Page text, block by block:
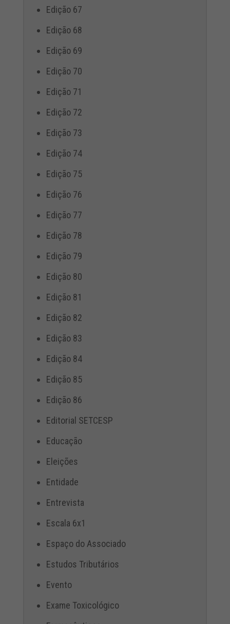
Edição 67
Edição 68
Edição 69
Edição 70
Edição 71
Edição 72
Edição 73
Edição 74
Edição 75
Edição 76
Edição 77
Edição 78
Edição 79
Edição 80
Edição 81
Edição 82
Edição 83
Edição 84
Edição 85
Edição 86
Editorial SETCESP
Educação
Eleições
Entidade
Entrevista
Escala 6x1
Espaço do Associado
Estudos Tributários
Evento
Exame Toxicológico